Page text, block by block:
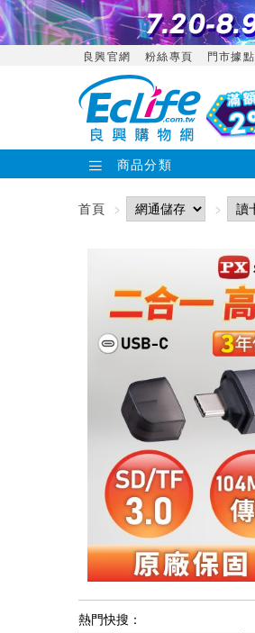
良興官網 粉絲專頁 門市據點
商品分類
首頁
熱門快搜：